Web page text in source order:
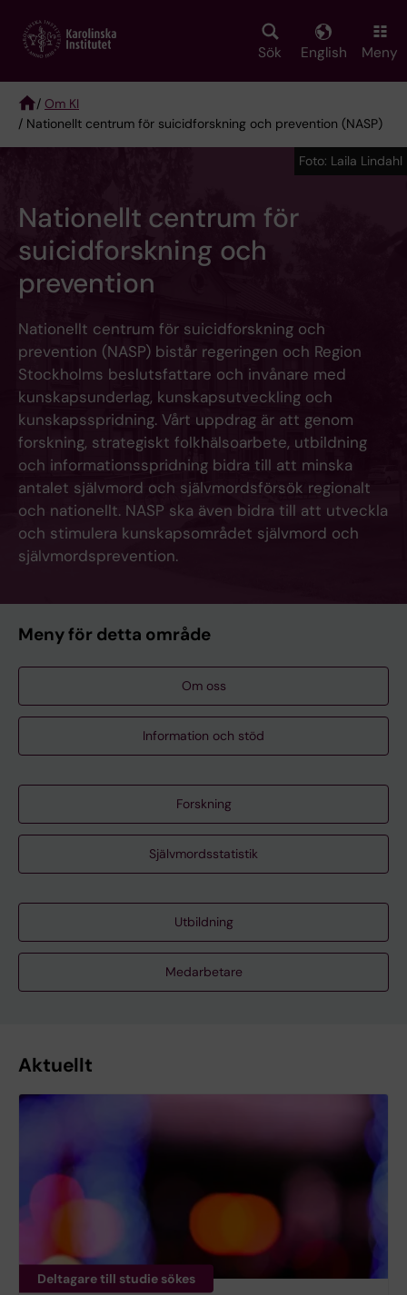
main
Sök English Meny
Breadcrumb
/ Om KI
/ Nationellt centrum för suicidforskning och prevention (NASP)
Nationellt centrum för
suicidforskning och
prevention
Nationellt centrum för suicidforskning och
prevention (NASP) bistår regeringen och Region
Stockholms beslutsfattare och invånare med
kunskapsunderlag, kunskapsutveckling och
kunskapsspridning. Vårt uppdrag är att genom
forskning, strategiskt folkhälsoarbete, utbildning
och informationsspridning bidra till att minska
antalet självmord och självmordsförsök regionalt
och nationellt. NASP ska även bidra till att utveckla
och stimulera kunskapsområdet självmord och
självmordsprevention.
Foto: Laila Lindahl
Meny för detta område
Om oss
Information och stöd
Forskning
Självmordsstatistik
Utbildning
Medarbetare
Aktuellt
Deltagare till studie sökes